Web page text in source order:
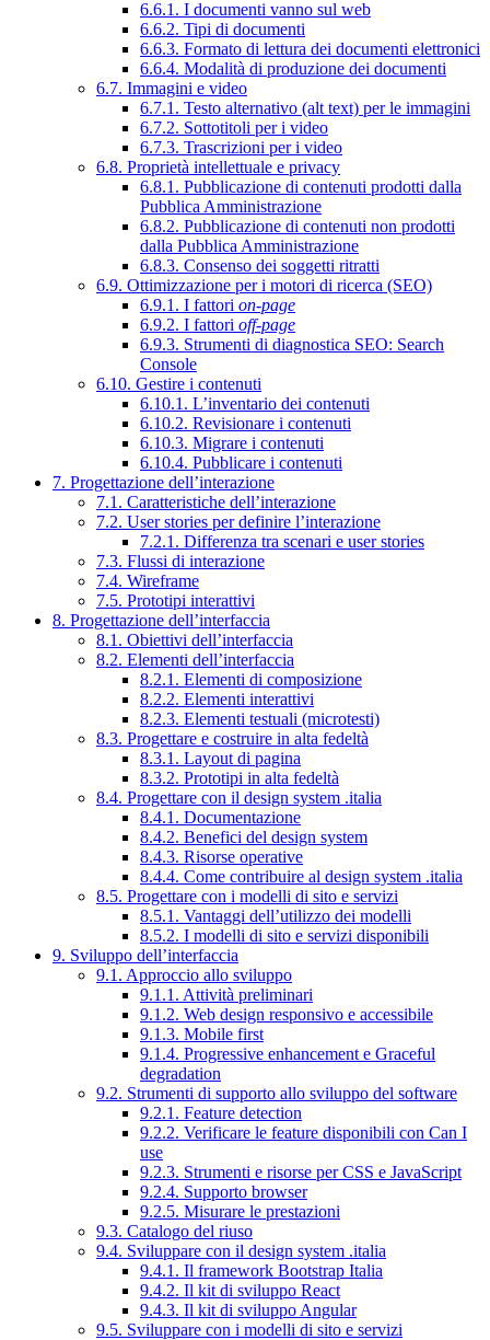
6.6.1. I documenti vanno sul web
6.6.2. Tipi di documenti
6.6.3. Formato di lettura dei documenti elettronici
6.6.4. Modalità di produzione dei documenti
6.7. Immagini e video
6.7.1. Testo alternativo (alt text) per le immagini
6.7.2. Sottotitoli per i video
6.7.3. Trascrizioni per i video
6.8. Proprietà intellettuale e privacy
6.8.1. Pubblicazione di contenuti prodotti dalla
Pubblica Amministrazione
6.8.2. Pubblicazione di contenuti non prodotti
dalla Pubblica Amministrazione
6.8.3. Consenso dei soggetti ritratti
6.9. Ottimizzazione per i motori di ricerca (SEO)
6.9.1. I fattori on-page
6.9.2. I fattori off-page
6.9.3. Strumenti di diagnostica SEO: Search
Console
6.10. Gestire i contenuti
6.10.1. L’inventario dei contenuti
6.10.2. Revisionare i contenuti
6.10.3. Migrare i contenuti
6.10.4. Pubblicare i contenuti
7. Progettazione dell’interazione
7.1. Caratteristiche dell’interazione
7.2. User stories per definire l’interazione
7.2.1. Differenza tra scenari e user stories
7.3. Flussi di interazione
7.4. Wireframe
7.5. Prototipi interattivi
8. Progettazione dell’interfaccia
8.1. Obiettivi dell’interfaccia
8.2. Elementi dell’interfaccia
8.2.1. Elementi di composizione
8.2.2. Elementi interattivi
8.2.3. Elementi testuali (microtesti)
8.3. Progettare e costruire in alta fedeltà
8.3.1. Layout di pagina
8.3.2. Prototipi in alta fedeltà
8.4. Progettare con il design system .italia
8.4.1. Documentazione
8.4.2. Benefici del design system
8.4.3. Risorse operative
8.4.4. Come contribuire al design system .italia
8.5. Progettare con i modelli di sito e servizi
8.5.1. Vantaggi dell’utilizzo dei modelli
8.5.2. I modelli di sito e servizi disponibili
9. Sviluppo dell’interfaccia
9.1. Approccio allo sviluppo
9.1.1. Attività preliminari
9.1.2. Web design responsivo e accessibile
9.1.3. Mobile first
9.1.4. Progressive enhancement e Graceful
degradation
9.2. Strumenti di supporto allo sviluppo del software
9.2.1. Feature detection
9.2.2. Verificare le feature disponibili con Can I
use
9.2.3. Strumenti e risorse per CSS e JavaScript
9.2.4. Supporto browser
9.2.5. Misurare le prestazioni
9.3. Catalogo del riuso
9.4. Sviluppare con il design system .italia
9.4.1. Il framework Bootstrap Italia
9.4.2. Il kit di sviluppo React
9.4.3. Il kit di sviluppo Angular
9.5. Sviluppare con i modelli di sito e servizi